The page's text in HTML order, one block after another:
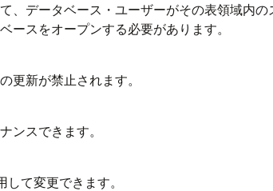
データベース・ユーザーがその表領域内の
スをオープンする必要があります。
更新が禁止されます。
ンスできます。
して変更できます。